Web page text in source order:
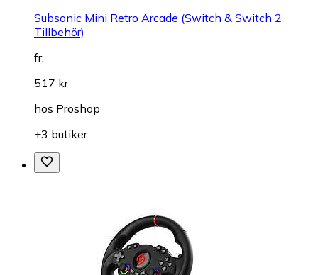
Subsonic Mini Retro Arcade (Switch & Switch 2
Tillbehör)
fr.
517 kr
hos Proshop
+3 butiker